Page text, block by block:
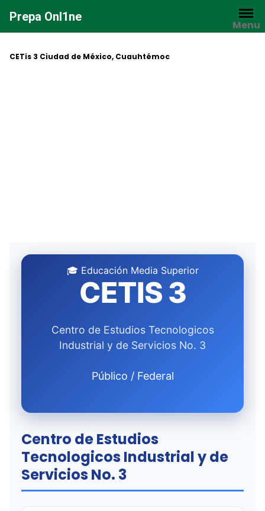
contenido
Prepa Onl1ne
Menu
CETis 3 Ciudad de México, Cuauhtémoc
🎓 Educación Media Superior
CETIS 3
Centro de Estudios Tecnologicos
Industrial y de Servicios No. 3
Público / Federal
Centro de Estudios
Tecnologicos Industrial y de
Servicios No. 3